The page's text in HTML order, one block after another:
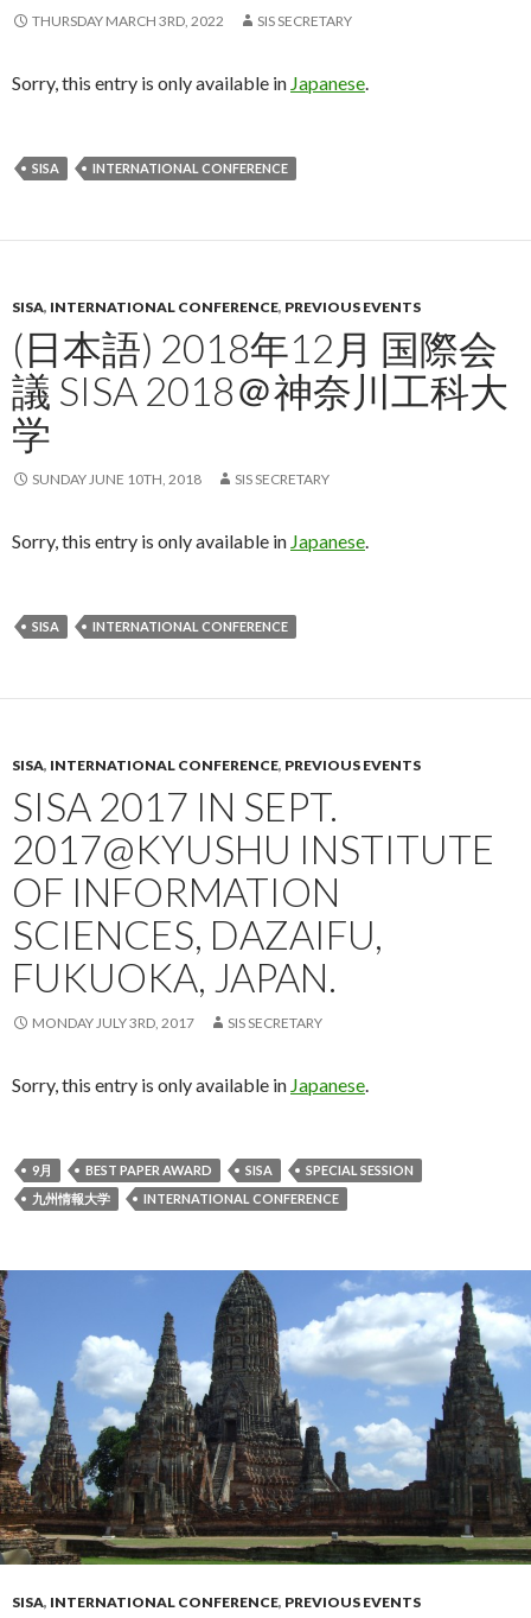
THURSDAY MARCH 3RD, 2022 SIS SECRETARY
Sorry, this entry is only available in Japanese.
SISA INTERNATIONAL CONFERENCE
SISA, INTERNATIONAL CONFERENCE, PREVIOUS EVENTS
(日本語) 2018年12月 国際会
議 SISA 2018＠神奈川工科大
学
SUNDAY JUNE 10TH, 2018 SIS SECRETARY
Sorry, this entry is only available in Japanese.
SISA INTERNATIONAL CONFERENCE
SISA, INTERNATIONAL CONFERENCE, PREVIOUS EVENTS
SISA 2017 IN SEPT.
2017@KYUSHU INSTITUTE
OF INFORMATION
SCIENCES, DAZAIFU,
FUKUOKA, JAPAN.
MONDAY JULY 3RD, 2017 SIS SECRETARY
Sorry, this entry is only available in Japanese.
9月 BEST PAPER AWARD SISA
SPECIAL SESSION
九州情報大学
INTERNATIONAL CONFERENCE
SISA, INTERNATIONAL CONFERENCE, PREVIOUS EVENTS